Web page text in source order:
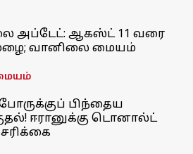
அப்டேட்: ஆகஸ்ட் 11 வரை
வானிலை மையம்
பிந்தைய
ஈரானுக்கு டொனால்ட்